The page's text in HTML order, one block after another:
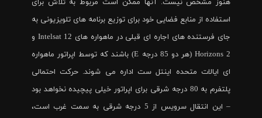
استفاده از منابع فضایی خود برای توزیع برنامه های تلویزیونی به
جای فرستنده های اجاره ای قبلی در ماهواره های Intelsat 12 و
Horizons 2 (هر دو 85 درجه E) باشند که توسط اپراتور ماهواره
ای ایالات متحده اینتل ست اداره می شوند. حرکت احتمالی
پلتفرم به 80 درجه شرقی برای اپراتور خیلی پیچیده نخواهد بود
– این انتقال سرویس از 5 درجه شرقی به سمت غرب است،